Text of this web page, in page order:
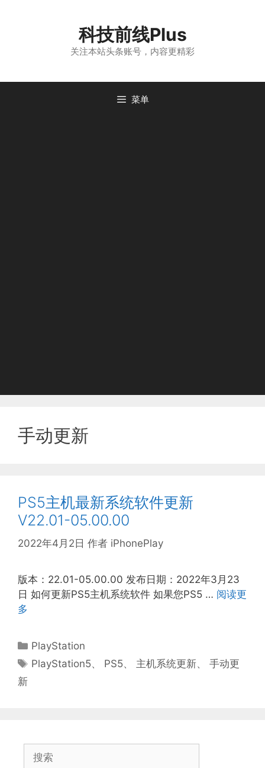
科技前线Plus
关注本站头条账号，内容更精彩
菜单
手动更新
PS5主机最新系统软件更新
V22.01-05.00.00
2022年4月2日 作者 iPhonePlay
版本：22.01-05.00.00 发布日期：2022年3月23
日 如何更新PS5主机系统软件 如果您PS5 … 阅读更
多
分
类
PlayStation
标
PlayStation5、 PS5、 主机系统更新、手动更
新